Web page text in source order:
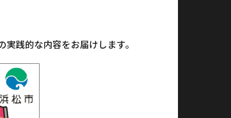
践的な内容をお届けします。